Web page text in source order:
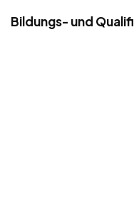
Bildungs- und